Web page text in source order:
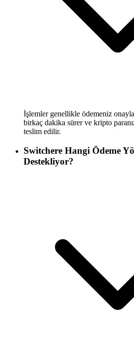
İşlemler genellikle ödemeniz
birkaç dakika sürer ve kripto
teslim edilir.
Switchere Hangi Ödeme
Destekliyor?